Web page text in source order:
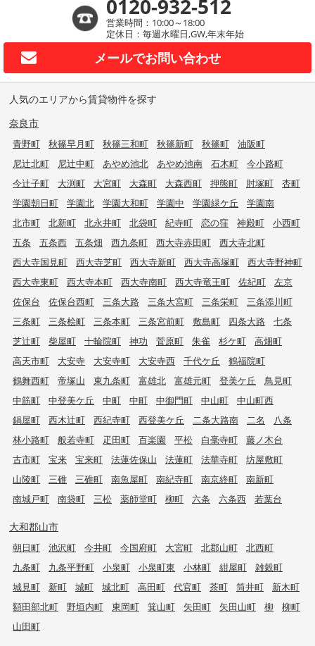
0120-932-512
営業時間：10:00～18:00
定休日：毎週水曜日,GW,年末年始
メールでお問い合わせ
人気のエリアから賃貸物件を探す
奈良市
青野町 秋篠早月町 秋篠三和町 秋篠新町 秋篠町
油阪町
尼辻北町
尼辻中町 あやめ池北 あやめ池南 石木町
今小路町
今辻子町
大渕町 大宮町 大森町 大森西町 押熊町 肘塚町
杏町
学園朝日町
学園北 学園大和町 学園中 学園緑ケ丘
学園南
北市町
北新町 北永井町 北袋町 紀寺町 恋の窪 神殿町
小西町
五条
五条西 五条畑 西九条町 西大寺赤田町
西大寺北町
西大寺国見町
西大寺芝町 西大寺新町 西大寺高塚町
西大寺野神町
西大寺東町
西大寺本町 西大寺南町 西大寺竜王町 佐紀町
左京
佐保台
佐保台西町 三条大路 三条大宮町 三条栄町
三条添川町
三条町
三条桧町 三条本町 三条宮前町 敷島町 四条大路
七条
芝辻町
柴屋町 十輪院町 神功 菅原町 朱雀 杉ケ町
高畑町
高天市町
大安寺 大安寺町 大安寺西 千代ケ丘
鶴福院町
鶴舞西町
帝塚山 東九条町 富雄北 富雄元町 登美ケ丘
鳥見町
中筋町
中登美ケ丘 中町 中町 中御門町 中山町
中山町西
鍋屋町
西木辻町 西紀寺町 西登美ケ丘 二条大路南 二名
八条
林小路町
般若寺町 疋田町 百楽園 平松 白毫寺町
藤ノ木台
古市町
宝来 宝来町 法蓮佐保山 法蓮町 法華寺町
坊屋敷町
山陵町
三碓 三碓町 南魚屋町 南紀寺町 南京終町
南新町
南城戸町
南袋町 三松 薬師堂町 柳町 六条 六条西 若葉台
大和郡山市
朝日町 池沢町 今井町 今国府町 大宮町 北郡山町
北西町
九条町
九条平野町 小泉町 小泉町東 小林町 紺屋町
雑穀町
城見町
新町 城町 城北町 高田町 代官町 茶町 筒井町
新木町
額田部北町
野垣内町 東岡町 箕山町 矢田町 矢田山町 柳
柳町
山田町